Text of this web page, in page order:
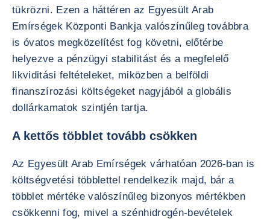
tükrözni. Ezen a háttéren az Egyesült Arab
Emírségek Központi Bankja valószínűleg továbbra
is óvatos megközelítést fog követni, előtérbe
helyezve a pénzügyi stabilitást és a megfelelő
likviditási feltételeket, miközben a belföldi
finanszírozási költségeket nagyjából a globális
dollárkamatok szintjén tartja.
A kettős többlet tovább csökken
Az Egyesült Arab Emírségek várhatóan 2026-ban is
költségvetési többlettel rendelkezik majd, bár a
többlet mértéke valószínűleg bizonyos mértékben
csökkenni fog, mivel a szénhidrogén-bevételek